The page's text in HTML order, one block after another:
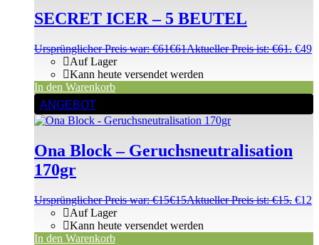
SECRET ICER – 5 BEUTEL
Ursprünglicher Preis war: €61€61Aktueller Preis ist: €61. €49
Auf Lager
Kann heute versendet werden
In den Warenkorb
ANGEBOT
Ona Block – Geruchsneutralisation
170gr
Ursprünglicher Preis war: €15€15Aktueller Preis ist: €15. €12
Auf Lager
Kann heute versendet werden
In den Warenkorb